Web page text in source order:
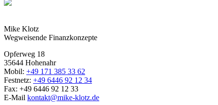
Mike Klotz
Wegweisende Finanzkonzepte
Opferweg 18
35644 Hohenahr
Mobil: +49 171 385 33 62
Festnetz: +49 6446 92 12 34
Fax: +49 6446 92 12 33
E-Mail kontakt@mike-klotz.de